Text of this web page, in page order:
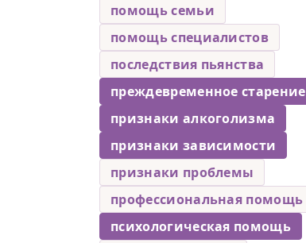
помощь семьи
помощь специалистов
последствия пьянства
преждевременное старение
признаки алкоголизма
признаки зависимости
признаки проблемы
профессиональная помощь
психологическая помощь